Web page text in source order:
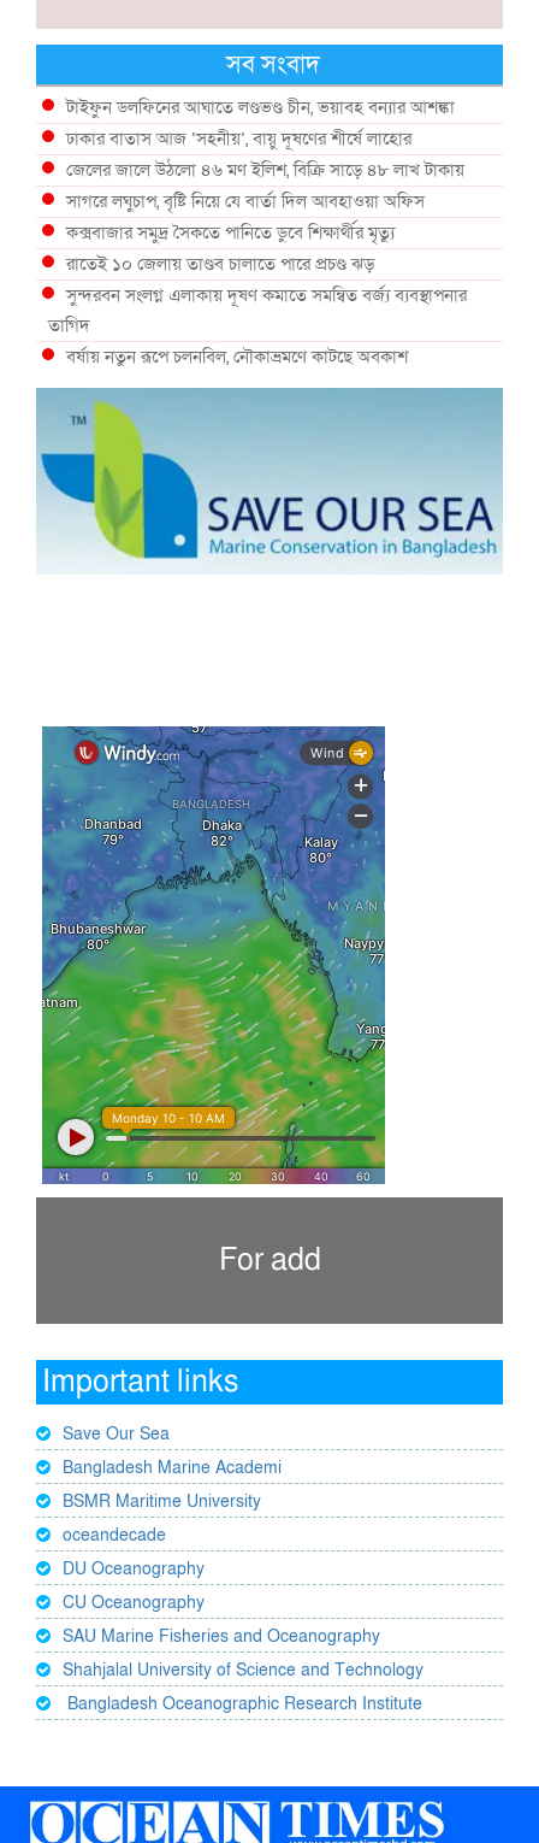
সব সংবাদ
টাইফুন ডলফিনের আঘাতে লণ্ডভণ্ড চীন, ভয়াবহ বন্যার আশঙ্কা
ঢাকার বাতাস আজ ‘সহনীয়’, বায়ু দূষণের শীর্ষে লাহোর
জেলের জালে উঠলো ৪৬ মণ ইলিশ, বিক্রি সাড়ে ৪৮ লাখ টাকায়
সাগরে লঘুচাপ, বৃষ্টি নিয়ে যে বার্তা দিল আবহাওয়া অফিস
কক্সবাজার সমুদ্র সৈকতে পানিতে ডুবে শিক্ষার্থীর মৃত্যু
রাতেই ১০ জেলায় তাণ্ডব চালাতে পারে প্রচণ্ড ঝড়
সুন্দরবন সংলগ্ন এলাকায় দূষণ কমাতে সমন্বিত বর্জ্য ব্যবস্থাপনার
তাগিদ
বর্ষায় নতুন রূপে চলনবিল, নৌকাভ্রমণে কাটছে অবকাশ
গভীর সমুদ্রে ধরা পড়া ৫৪ কেজির তবল মাছ
কক্সবাজারে প্যারাসেইলিংয়ে নিরাপত্তা ঝুঁকি, নেই স্থায়ী পদক্ষেপ
For add
Important links
Save Our Sea
Bangladesh Marine Academi
BSMR Maritime University
oceandecade
DU Oceanography
CU Oceanography
SAU Marine Fisheries and Oceanography
Shahjalal University of Science and Technology
Bangladesh Oceanographic Research Institute